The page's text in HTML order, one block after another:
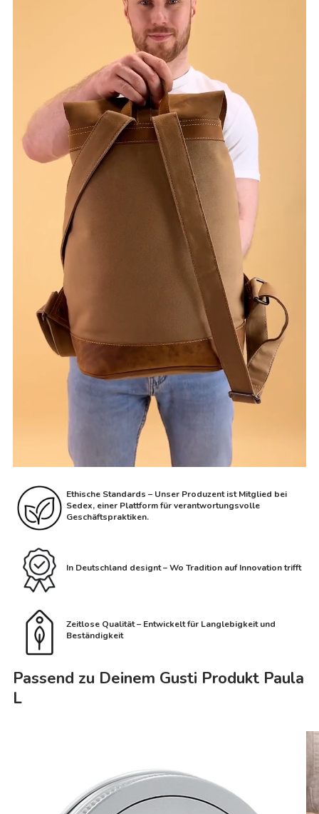
Ethische Standards – Unser Produzent ist Mitglied bei
Sedex, einer Plattform für verantwortungsvolle
Geschäftspraktiken.
In Deutschland designt – Wo Tradition auf Innovation trifft
Zeitlose Qualität – Entwickelt für Langlebigkeit und
Beständigkeit
Passend zu Deinem Gusti Produkt Paula
L